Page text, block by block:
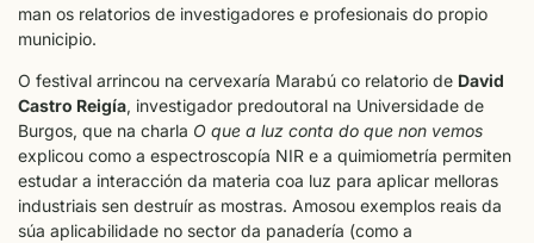
man os relatorios de investigadores e profesionais do propio
municipio.
O festival arrincou na cervexaría Marabú co relatorio de David
Castro Reigía, investigador predoutoral na Universidade de
Burgos, que na charla O que a luz conta do que non vemos
explicou como a espectroscopía NIR e a quimiometría permiten
estudar a interacción da materia coa luz para aplicar melloras
industriais sen destruír as mostras. Amosou exemplos reais da
súa aplicabilidade no sector da panadería (como a